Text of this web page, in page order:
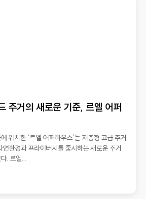
주거의 새로운 기준, 르엘 어퍼
위치한 ‘르엘 어퍼하우스’는 저층형 고급 주거
연환경과 프라이버시를 중시하는 새로운 주거
. 르엘...